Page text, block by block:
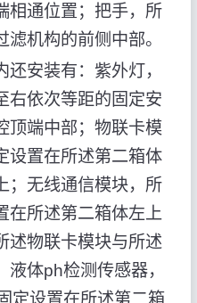
相通位置；把手，所
机构的前侧中部。
安装有：紫外灯，
右依次等距的固定安
顶端中部；物联卡模
设置在所述第二箱体
；无线通信模块，所
在所述第二箱体左上
述物联卡模块与所述
体ph检测传感器，
定设置在所述第二箱